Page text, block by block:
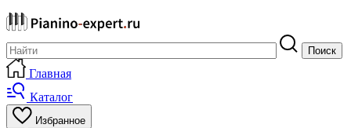
Поиск
Главная
Каталог
Избранное